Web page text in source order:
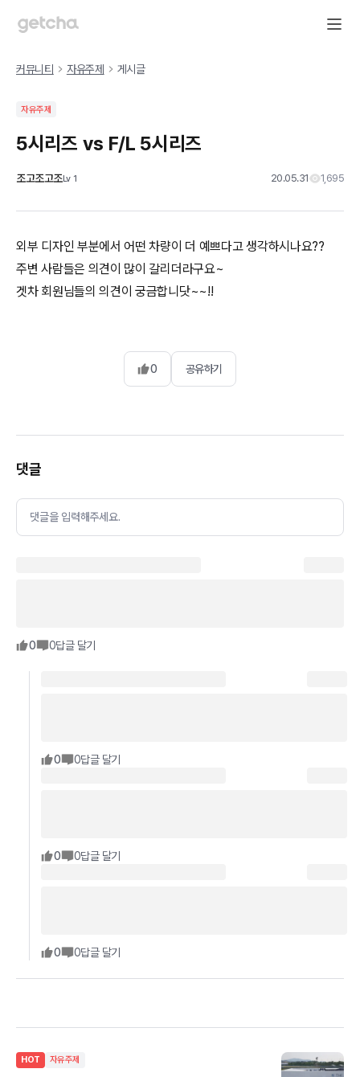
커뮤니티 자유주제 게시글
자유주제
5시리즈 vs F/L 5시리즈
조고조고조Lv 1 20.05.31 1,695
외부 디자인 부분에서 어떤 차량이 더 예쁘다고 생각하시나요??
주변 사람들은 의견이 많이 갈리더라구요~
겟차 회원님들의 의견이 궁금합니닷~~!!
0 공유하기
댓글
댓글을 입력해주세요.
0 0답글 달기
0 0답글 달기
0 0답글 달기
0 0답글 달기
HOT 자유주제